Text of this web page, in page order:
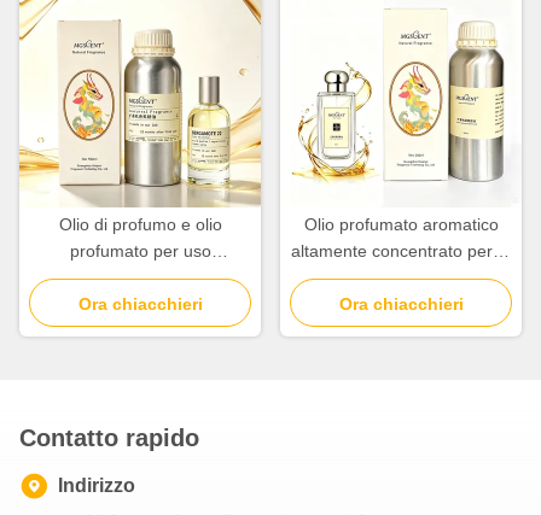
Olio di profumo e olio
profumato per uso
quotidiano
Ora chiacchieri
Olio profumato aromatico
altamente concentrato per la
creazione di profumi
Ora chiacchieri
Contatto rapido
Indirizzo